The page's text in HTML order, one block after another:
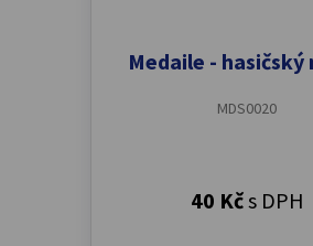
Medaile -
MDS0020
40 Kčs DPH